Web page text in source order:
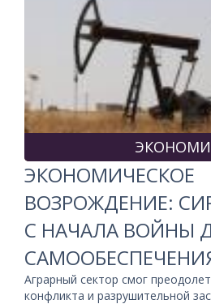
ЭКОНОМИЧЕСКОЕ
ВОЗРОЖДЕНИЕ:
С НАЧАЛА ВОЙНЫ
Аграрный сектор смог
конфликта и разрушительной